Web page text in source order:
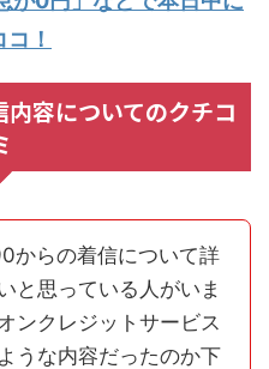
！
内容についてのクチコ
からの着信について詳
と思っている人がいま
ンクレジットサービス
うな内容だったのか下